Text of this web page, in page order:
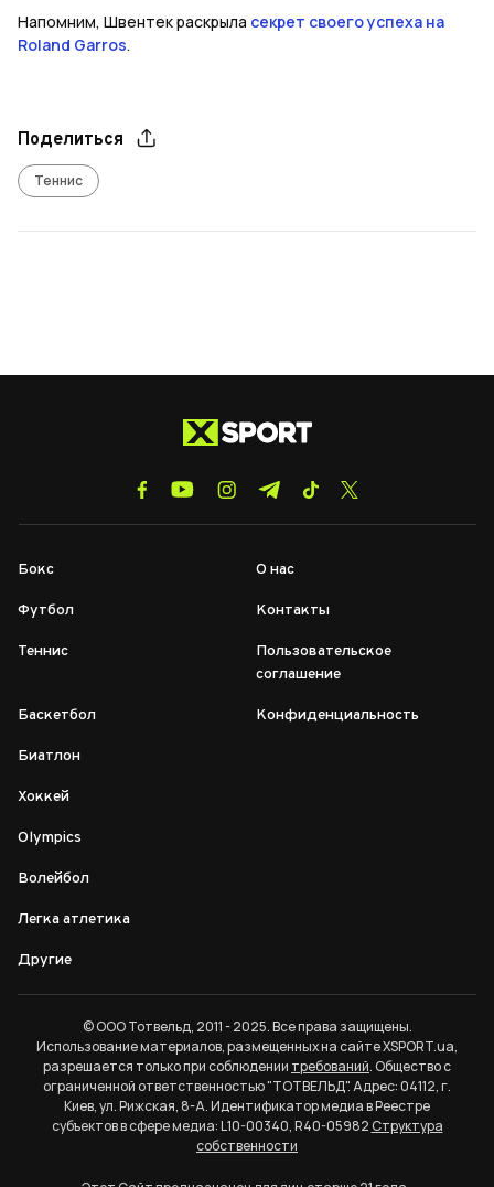
Напомним, Швентек раскрыла секрет своего успеха на
Roland Garros.
Поделиться
Теннис
Бокс
Футбол
Теннис
Баскетбол
Биатлон
Хоккей
Olympics
Волейбол
Легка атлетика
Другие
О нас
Контакты
Пользовательское
соглашение
Конфиденциальность
© ООО Тотвельд, 2011 - 2025. Все права защищены.
Использование материалов, размещенных на сайте XSPORT.ua,
разрешается только при соблюдении требований. Общество с
ограниченной ответственностью "ТОТВЕЛЬД". Адрес: 04112, г.
Киев, ул. Рижская, 8-А. Идентификатор медиа в Реестре
субъектов в сфере медиа: L10-00340, R40-05982Структура
собственности